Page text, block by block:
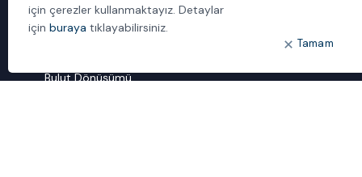
İletişim
Bulut Dönüşümü
için çerezler kullanmaktayız. Detaylar
için buraya tıklayabilirsiniz.
Tamam